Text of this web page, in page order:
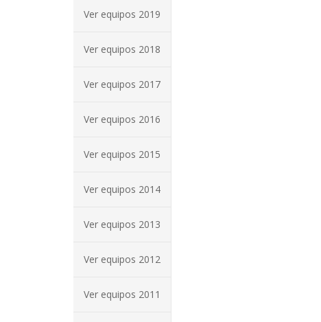
Ver equipos 2019
Ver equipos 2018
Ver equipos 2017
Ver equipos 2016
Ver equipos 2015
Ver equipos 2014
Ver equipos 2013
Ver equipos 2012
Ver equipos 2011